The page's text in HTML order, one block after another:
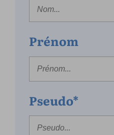
Prénom
Pseudo*